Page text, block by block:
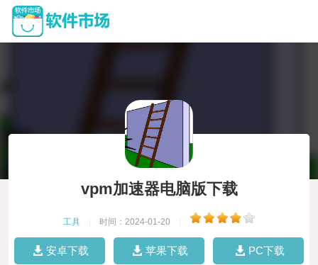
vpm加速器电脑版下载
工具 时间：2024-01-20
安卓下载 苹果下载 PC下载